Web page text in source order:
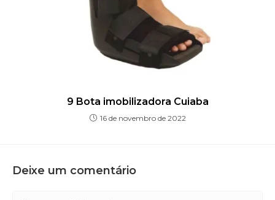
9 Bota imobilizadora Cuiaba
16 de novembro de 2022
Deixe um comentário